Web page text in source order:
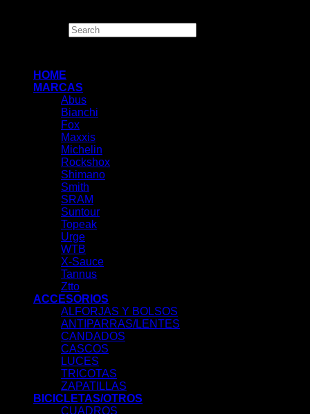
HOME
MARCAS
Abus
Bianchi
Fox
Maxxis
Michelin
Rockshox
Shimano
Smith
SRAM
Suntour
Topeak
Urge
WTB
X-Sauce
Tannus
Ztto
ACCESORIOS
ALFORJAS Y BOLSOS
ANTIPARRAS/LENTES
CANDADOS
CASCOS
LUCES
TRICOTAS
ZAPATILLAS
BICICLETAS/OTROS
CUADROS